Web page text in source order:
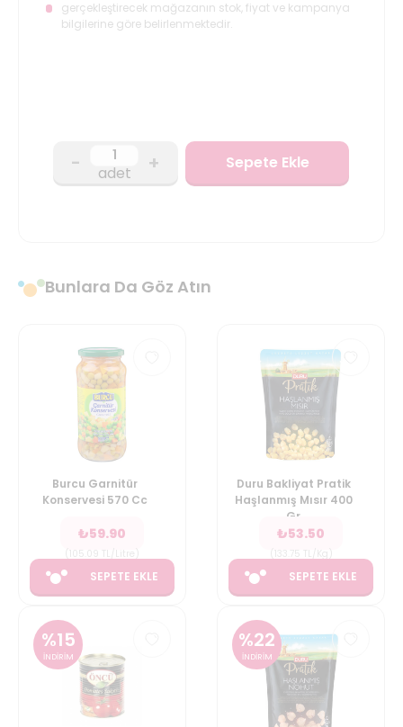
gerçekleştirecek mağazanın stok, fiyat ve kampanya
bilgilerine göre belirlenmektedir.
- adet + Sepete Ekle
Bunlara Da Göz Atın
Burcu Garnitür
Konservesi 570 Cc
₺59.90
SEPETE EKLE
Duru Bakliyat Pratik
Haşlanmış Mısır 400
Gr
₺53.50
SEPETE EKLE
%15
İNDİRİM
%22
İNDİRİM